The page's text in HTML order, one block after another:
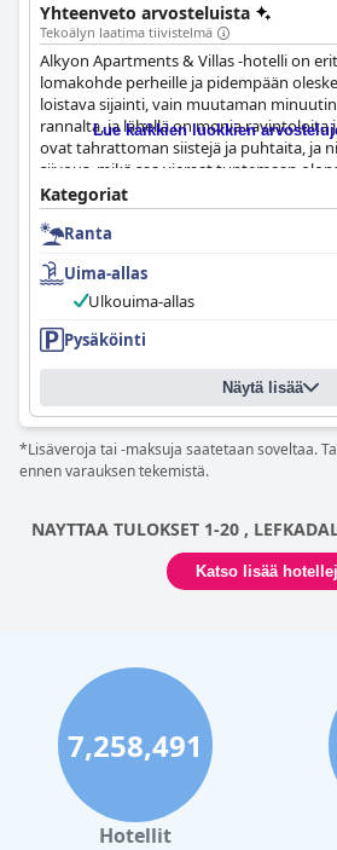
olevat nimet. Jokaisessa majoituksessa
sekä kaikki tarvittavat mukavuudet, ja
allas, baari ja puutarha, jotka takaavat
rentoutumisen.
Yhteenveto arvosteluista
Tekoälyn laatima tiivistelmä
Alkyon Apartments & Villas -hotelli on
lomakohde perheille ja pidempään
loistava sijainti, vain muutaman
rannalta, ja lähellä on monia ravintoloita
ovat tahrattoman siistejä ja puhtaita, ja
siivous, mikä saa vieraat tuntemaan
turvalliseksi. Henkilökunta on ystävällistä
hemmottelevat vieraita huomaavaisilla
pullolla viiniä, olutta, O-Saftia, vettä,
hilloa. Esimerkillinen siivous tässä
huoneesi on puhdas ja hyvin hoidettu
Apartments & Villas -hotellin uima-allas
varjoja. Hotelli on hyvin hoidettu, ja
jossa soi taustalla jazz- tai
rentouttavan tunnelman. Alkyon
sijaitsee vain 100 metrin päässä
täydellinen lomakohde matkailijoille,
merenrantalomapaikkaa.
Lue kaikkien luokkien
Kategoriat
Ranta
Uima-allas
Ulkouima-allas
Pysäköinti
Näytä lisää
*Lisäveroja tai -maksuja saatetaan soveltaa.
ennen varauksen tekemistä.
NAYTTAA TULOKSET 1-20 ,
Katso lisää
7,258,491
Hotellit